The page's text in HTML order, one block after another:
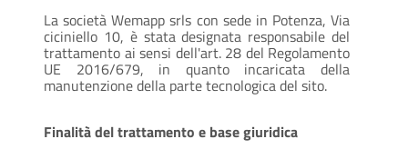
La società Wemapp srls con sede in Potenza, Via
ciciniello 10, è stata designata responsabile del
trattamento ai sensi dell'art. 28 del Regolamento
UE 2016/679, in quanto incaricata della
manutenzione della parte tecnologica del sito.
Finalità del trattamento e base giuridica